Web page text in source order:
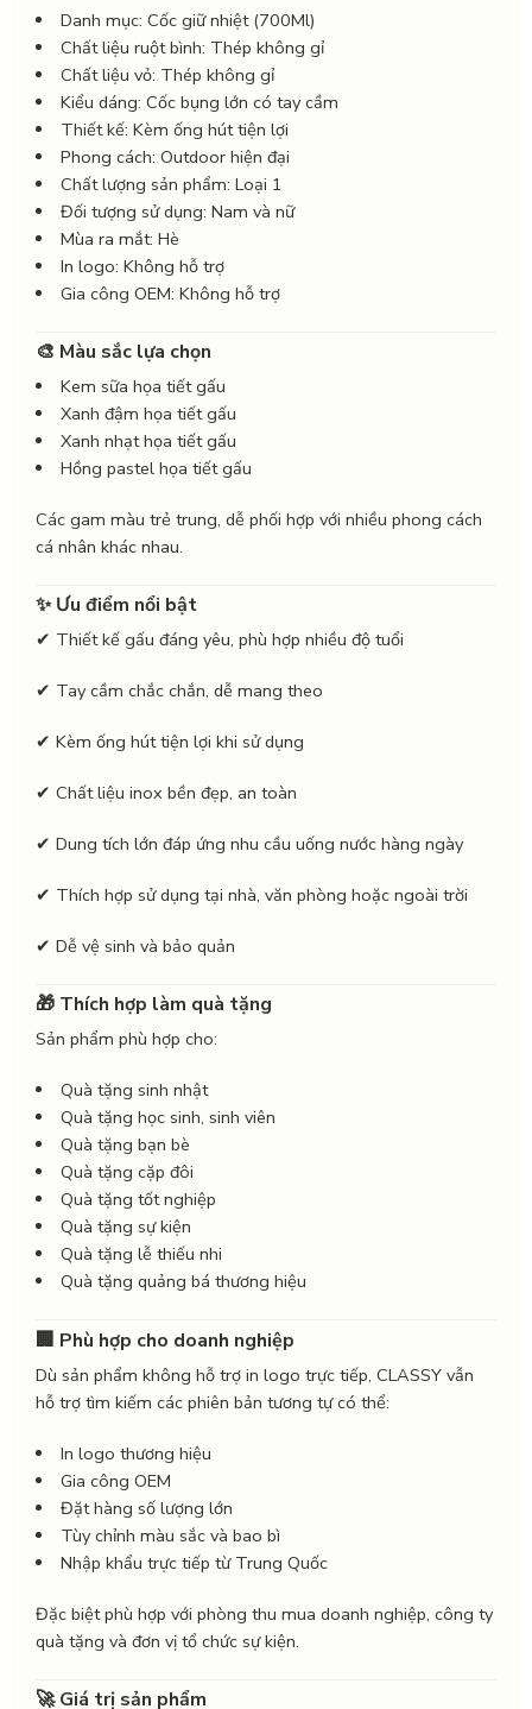
Danh mục: Cốc giữ nhiệt (700Ml)
Chất liệu ruột bình: Thép không gỉ
Chất liệu vỏ: Thép không gỉ
Kiểu dáng: Cốc bụng lớn có tay cầm
Thiết kế: Kèm ống hút tiện lợi
Phong cách: Outdoor hiện đại
Chất lượng sản phẩm: Loại 1
Đối tượng sử dụng: Nam và nữ
Mùa ra mắt: Hè
In logo: Không hỗ trợ
Gia công OEM: Không hỗ trợ
🎨 Màu sắc lựa chọn
Kem sữa họa tiết gấu
Xanh đậm họa tiết gấu
Xanh nhạt họa tiết gấu
Hồng pastel họa tiết gấu
Các gam màu trẻ trung, dễ phối hợp với nhiều phong cách
cá nhân khác nhau.
✨ Ưu điểm nổi bật
✔ Thiết kế gấu đáng yêu, phù hợp nhiều độ tuổi
✔ Tay cầm chắc chắn, dễ mang theo
✔ Kèm ống hút tiện lợi khi sử dụng
✔ Chất liệu inox bền đẹp, an toàn
✔ Dung tích lớn đáp ứng nhu cầu uống nước hàng ngày
✔ Thích hợp sử dụng tại nhà, văn phòng hoặc ngoài trời
✔ Dễ vệ sinh và bảo quản
🎁 Thích hợp làm quà tặng
Sản phẩm phù hợp cho:
Quà tặng sinh nhật
Quà tặng học sinh, sinh viên
Quà tặng bạn bè
Quà tặng cặp đôi
Quà tặng tốt nghiệp
Quà tặng sự kiện
Quà tặng lễ thiếu nhi
Quà tặng quảng bá thương hiệu
🏢 Phù hợp cho doanh nghiệp
Dù sản phẩm không hỗ trợ in logo trực tiếp, CLASSY vẫn
hỗ trợ tìm kiếm các phiên bản tương tự có thể:
In logo thương hiệu
Gia công OEM
Đặt hàng số lượng lớn
Tùy chỉnh màu sắc và bao bì
Nhập khẩu trực tiếp từ Trung Quốc
Đặc biệt phù hợp với phòng thu mua doanh nghiệp, công ty
quà tặng và đơn vị tổ chức sự kiện.
🚀 Giá trị sản phẩm